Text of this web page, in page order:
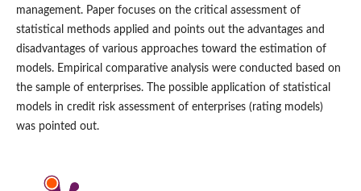
management. Paper focuses on the critical assessment of
statistical methods applied and points out the advantages and
disadvantages of various approaches toward the estimation of
models. Empirical comparative analysis were conducted based on
the sample of enterprises. The possible application of statistical
models in credit risk assessment of enterprises (rating models)
was pointed out.